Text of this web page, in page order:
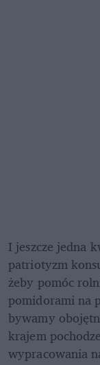
I jeszcze jedna
patriotyzm
żeby pomóc
pomidorami na
bywamy
krajem
wypracowania